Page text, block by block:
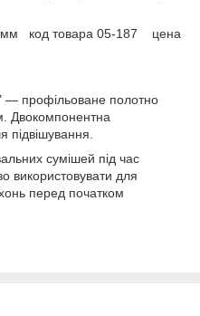
мм код товара 05-187 цена
— профільоване полотно
Двокомпонентна
підвішування.
сумішей під час
використовувати для
перед початком